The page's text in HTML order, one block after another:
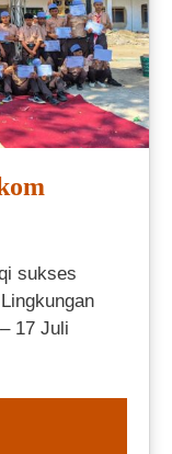
sukses
17 Juli